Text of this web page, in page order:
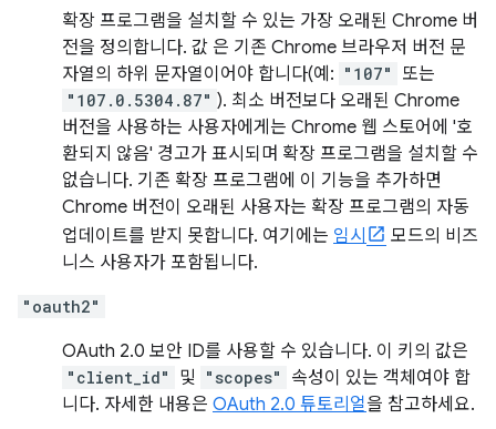
확장 프로그램을 설치할 수 있는 가장 오래된 Chrome 버
전을 정의합니다. 값 은 기존 Chrome 브라우저 버전 문
자열의 하위 문자열이어야 합니다(예: "107" 또는
"107.0.5304.87" ). 최소 버전보다 오래된 Chrome
버전을 사용하는 사용자에게는 Chrome 웹 스토어에 '호
환되지 않음' 경고가 표시되며 확장 프로그램을 설치할 수
없습니다. 기존 확장 프로그램에 이 기능을 추가하면
Chrome 버전이 오래된 사용자는 확장 프로그램의 자동
업데이트를 받지 못합니다. 여기에는 임시
모드의 비즈
니스 사용자가 포함됩니다.
"oauth2"
OAuth 2.0 보안 ID를 사용할 수 있습니다. 이 키의 값은
"client_id" 및 "scopes"
속성이 있는 객체여야 합
니다. 자세한 내용은 OAuth 2.0 튜토리얼을 참고하세요.